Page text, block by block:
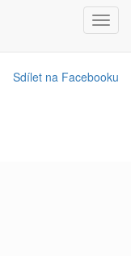
Sdílet na Facebooku